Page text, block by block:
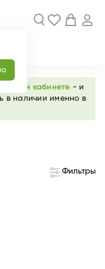
личном кабинете - и
в наличии именно в
Фильтры